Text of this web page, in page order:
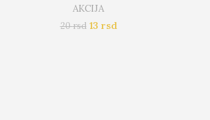
AKCIJA
20rsd 13 rsd